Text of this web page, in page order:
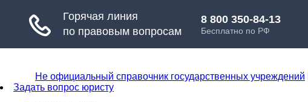
Не официальный справочник государственных учреждений
Задать вопрос юристу